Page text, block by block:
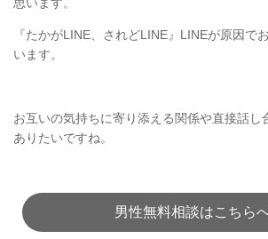
『たかがLINE 、されどLINE』 LINEが原因で
います。
お互いの気持ちに寄り添える関係や直接話し
ありたいですね。
男性無料相談はこちら